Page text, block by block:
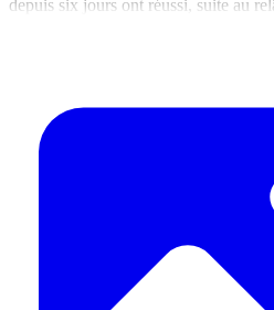
depuis six jours ont réussi, suite au